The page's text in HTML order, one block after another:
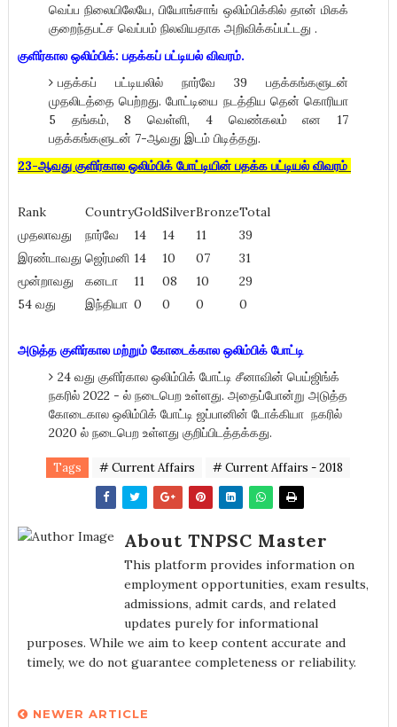
வெப்ப நிலையிலேயே, பியோங்சாங் ஒலிம்பிக்கில் தான் மிகக்
குறைந்தபட்ச வெப்பம் நிலவியதாக அறிவிக்கப்பட்டது .
குளிர்கால ஒலிம்பிக்: பதக்கப் பட்டியல் விவரம்.
பதக்கப் பட்டியலில் நார்வே 39 பதக்கங்களுடன்
முதலிடத்தை பெற்றது. போட்டியை நடத்திய தென் கொரியா
5 தங்கம், 8 வெள்ளி, 4 வெண்கலம் என 17
பதக்கங்களுடன் 7-ஆவது இடம் பிடித்தது.
23-ஆவது குளிர்கால ஒலிம்பிக் போட்டியின் பதக்க பட்டியல் விவரம்
Rank CountryGoldSilverBronzeTotal
முதலாவது
நார்வே 14 14 11
39
இரண்டாவது ஜெர்மனி 14 10 07
31
மூன்றாவது
கனடா 11 08 10
29
54 வது
இந்தியா 0 0 0 0
அடுத்த குளிர்கால மற்றும் கோடைக்கால ஒலிம்பிக் போட்டி
24 வது குளிர்கால ஒலிம்பிக் போட்டி சீனாவின் பெய்ஜிங்க்
நகரில் 2022 - ல் நடைபெற உள்ளது. அதைப்போன்று அடுத்த
கோடைகால ஒலிம்பிக் போட்டி ஜப்பானின் டோக்கியா நகரில்
2020 ல் நடைபெற உள்ளது குறிப்பிடத்தக்கது.
Tags # Current Affairs # Current Affairs - 2018
About TNPSC Master
This platform provides information on
employment opportunities, exam results,
admissions, admit cards, and related
updates purely for informational
purposes. While we aim to keep content accurate and
timely, we do not guarantee completeness or reliability.
NEWER ARTICLE